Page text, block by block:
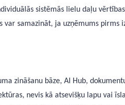
sistēmās lielu daļu
samazināt, ja uzņēmums pirms
zināšanu bāze, AI Hub,
nevis kā atsevišķu lapu vai